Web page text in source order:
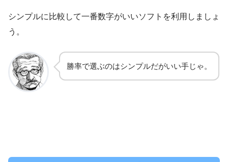
シンプルに比較して一番数字がいいソフトを利用しましょ
う。
勝率で選ぶのはシンプルだがいい手じゃ。